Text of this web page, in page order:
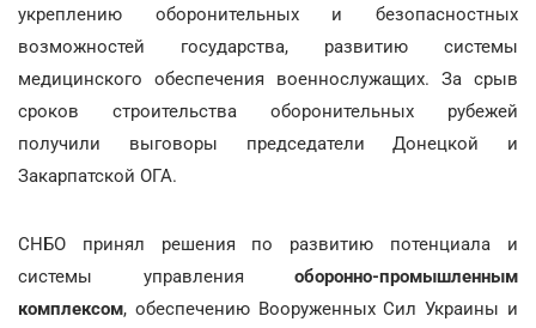
укреплению оборонительных и безопасностных
возможностей государства, развитию системы
медицинского обеспечения военнослужащих. За срыв
сроков строительства оборонительных рубежей
получили выговоры председатели Донецкой и
Закарпатской ОГА.
СНБО принял решения по развитию потенциала и
системы управления оборонно-промышленным
комплексом, обеспечению Вооруженных Сил Украины и